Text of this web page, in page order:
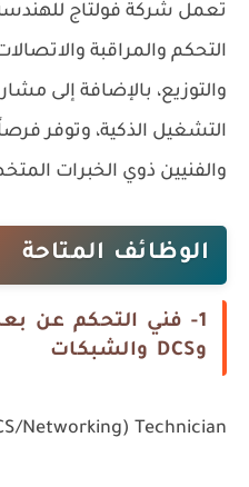
تعمل شركة فولتاج
التحكم والمراقبة
والتوزيع، بالإضافة إلى
التشغيل الذكية، وتوفر
والفنيين ذوي الخبرات
الوظائف المتاحة
وDCS والشبكات
Networking) Technician